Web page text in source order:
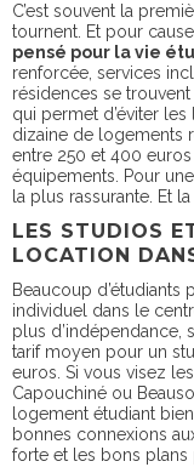
C’est souvent la
tournent. Et pour
pensé pour la vie
renforcée, services
résidences se
qui permet d’éviter
dizaine de logements
entre 250 et 400
équipements. Pour
la plus rassurante. Et
LES STUDIOS
LOCATION
Beaucoup
individuel dans le
plus d’indépendance,
tarif moyen pour un
euros. Si vous visez
Capouchiné ou
logement étudiant
bonnes connexions
forte et les bons plans